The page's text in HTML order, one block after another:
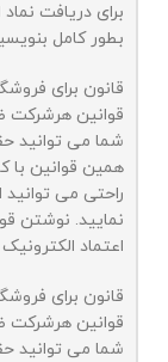
برای دریافت
بطور کامل
قانون برای
قوانین هرشرکت
شما می توانید
همین قوانین با
راحتی می توانید
نمایید. نوشتن
اعتماد
قانون برای
قوانین هرشرکت
شما می توانید